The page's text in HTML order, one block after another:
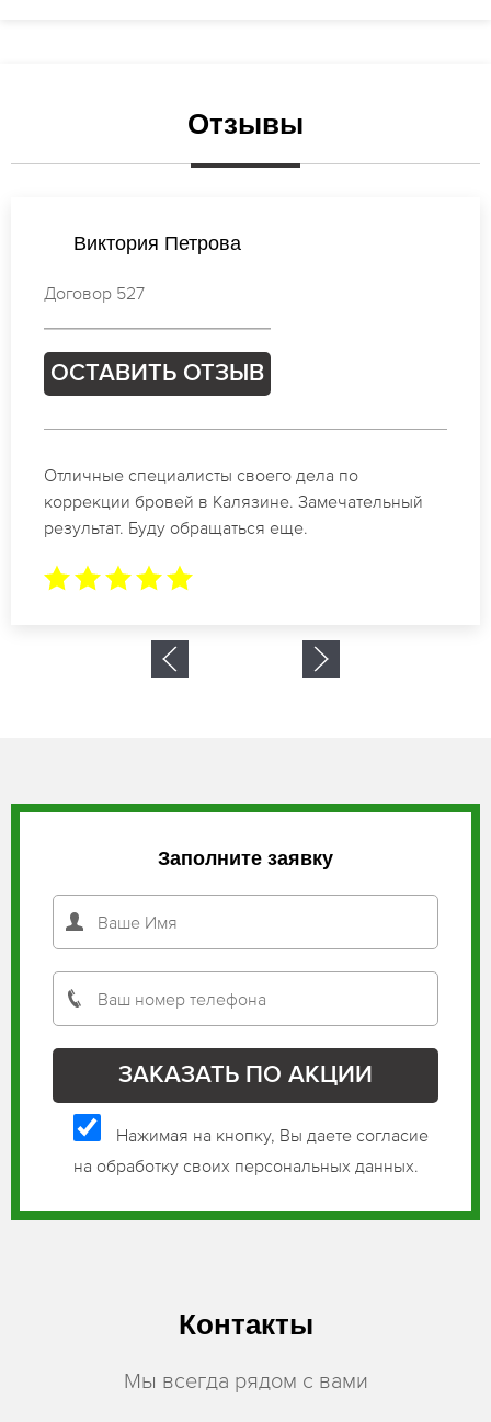
Отзывы
Валентина Кузнецова
Договор 820
ОСТАВИТЬ ОТЗЫВ
Спасибо огромное. Заказывала татуаж на свадьбу
в Калязине. За 2 часа все было сделано.
Заполните заявку
Нажимая на кнопку, Вы даете согласие
на обработку своих персональных данных.
Контакты
Мы всегда рядом с вами